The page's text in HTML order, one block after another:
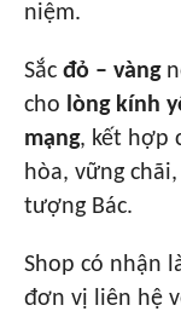
niệm.
Sắc đỏ – vàng
cho lòng kính
mạng, kết hợp
hòa, vững
tượng Bác.
Shop có nhận
đơn vị liên hệ